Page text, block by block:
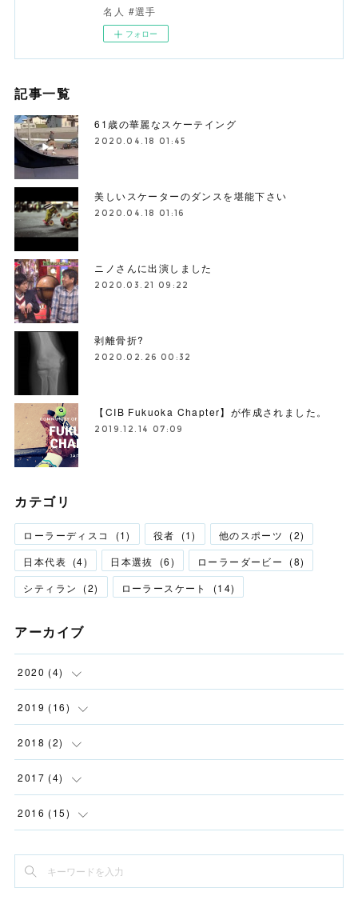
名人 #選手
フォロー
記事一覧
61歳の華麗なスケーテイング
2020.04.18 01:45
美しいスケーターのダンスを堪能下さい
2020.04.18 01:16
ニノさんに出演しました
2020.03.21 09:22
剥離骨折?
2020.02.26 00:32
【CIB Fukuoka Chapter】が作成されました。
2019.12.14 07:09
カテゴリ
ローラーディスコ (1) 役者 (1) 他のスポーツ (2)
日本代表 (4) 日本選抜 (6) ローラーダービー (8)
シティラン
(2) ローラースケート (14)
アーカイブ
2020 (4)
(2)
(1
(1
2019 (16)
(1
(1
( 12
(1)
2018 (2)
(2
2017 (4)
(2)
2016 (15)